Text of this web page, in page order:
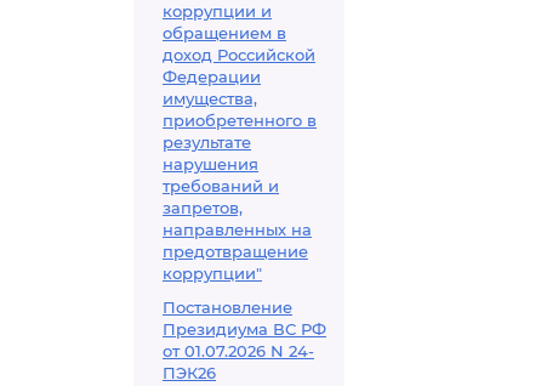
коррупции и
обращением в
доход Российской
Федерации
имущества,
приобретенного в
результате
нарушения
требований и
запретов,
направленных на
предотвращение
коррупции"
Постановление
Президиума ВС РФ
от 01.07.2026 N 24-
ПЭК26